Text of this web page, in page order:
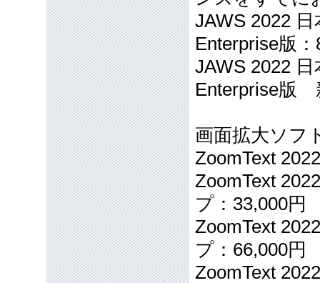
JAWS 2022
Enterprise版
JAWS 2022
Enterprise版
画面拡大ソフ
ZoomText
ZoomText
プ：33,000円
ZoomText
プ：66,000円
ZoomText